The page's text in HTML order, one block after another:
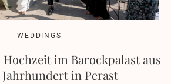
WEDDINGS
im Barockpalast aus
Jahrhundert in Perast